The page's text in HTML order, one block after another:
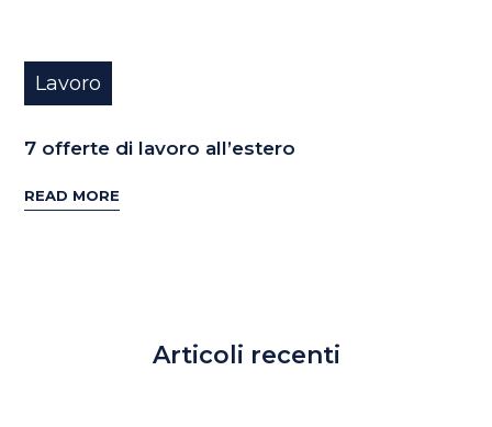
Lavoro
7 offerte di lavoro all’estero
READ MORE
Articoli recenti